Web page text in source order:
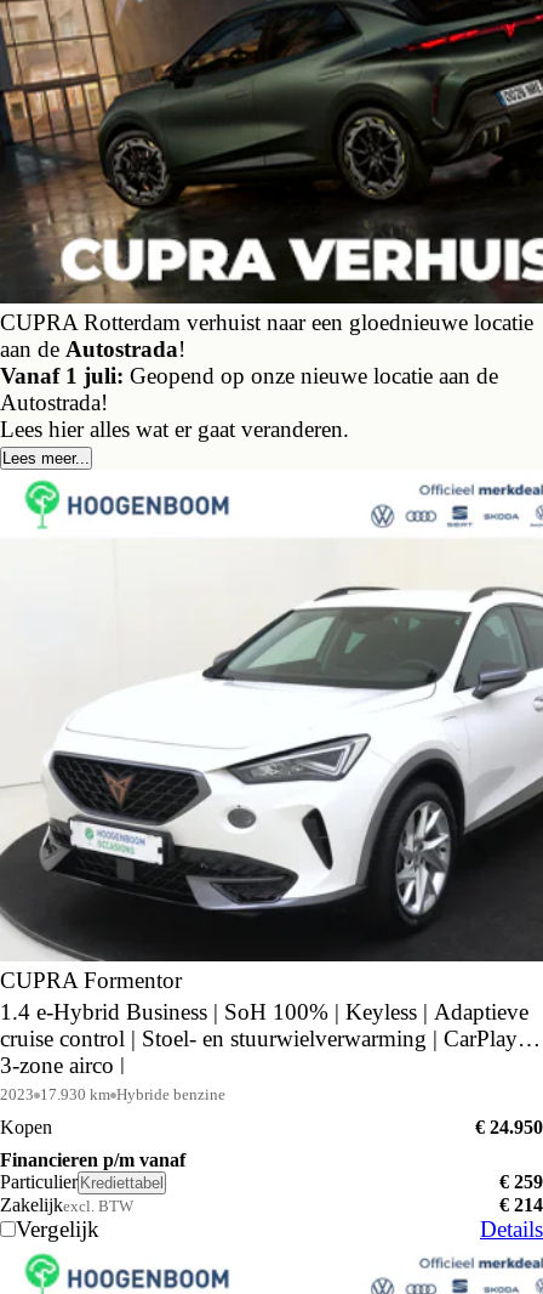
CUPRA Rotterdam verhuist naar een gloednieuwe locatie
aan de Autostrada!
Vanaf 1 juli: Geopend op onze nieuwe locatie aan de
Autostrada!
Lees hier alles wat er gaat veranderen.
Lees meer...
CUPRA Formentor
1.4 e-Hybrid Business | SoH 100% | Keyless | Adaptieve
cruise control | Stoel- en stuurwielverwarming | CarPlay |
3-zone airco |
2023 17.930 km Hybride benzine
Kopen
€ 24.950
Financieren p/m vanaf
Particulier Krediettabel
€ 259
Zakelijkexcl. BTW € 214
Vergelijk Details